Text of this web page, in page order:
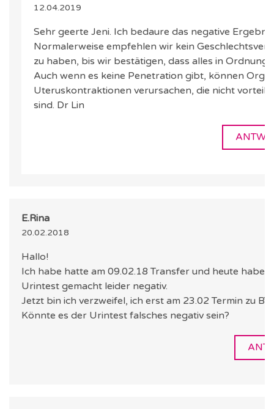
12.04.2019
Sehr geerte Jeni. Ich bedaure das negative
Normalerweise empfehlen wir kein
zu haben, bis wir bestätigen, dass alles in Ordnung
Auch wenn es keine Penetration gibt, können
Uteruskontraktionen verursachen, die nicht
sind. Dr Lin
E.Rina
20.02.2018
Hallo!
Ich habe hatte am 09.02.18 Transfer und heute habe ich
Urintest gemacht leider negativ.
Jetzt bin ich verzweifel, ich erst am 23.02 Termin zu BT.
Könnte es der Urintest falsches negativ sein?